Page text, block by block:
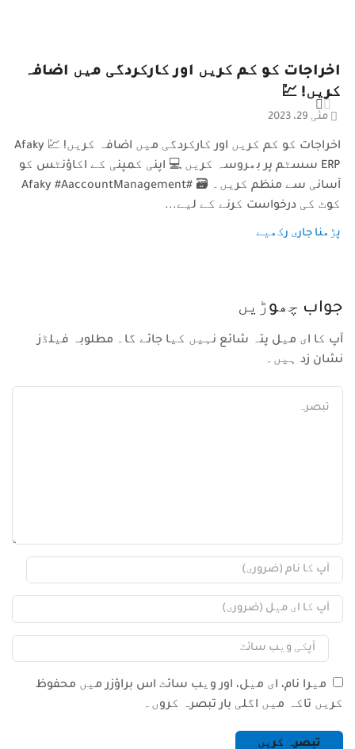
اخراجات کو کم کریں اور کارکردگی میں اضافہ
کریں! 💹
مئی 29، 2023
اخراجات کو کم کریں اور کارکردگی میں اضافہ کریں! 💹 Afaky
ERP سسٹم پر بھروسہ کریں 💻 اپنی کمپنی کے اکاؤنٹس کو
آسانی سے منظم کریں۔ 🗃️ #Afaky #AaccountManagement
کوٹ کی درخواست کرنے کے لیے...
پڑھنا جاری رکھیے
جواب چھوڑیں
آپ کا ای میل پتہ شائع نہیں کیا جائے گا۔ مطلوبہ فیلڈز
نشان زد ہیں۔
میرا نام، ای میل، اور ویب سائٹ اس براؤزر میں محفوظ
کریں تاکہ میں اگلی بار تبصرہ کروں۔